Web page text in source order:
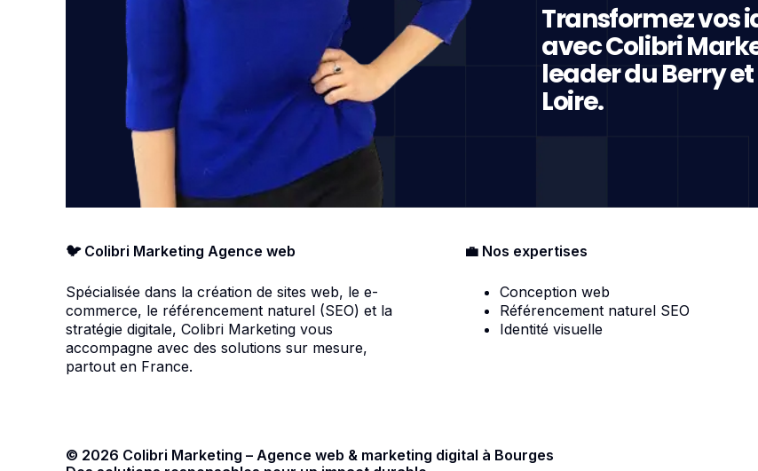
Transformez vos
avec Colibri
leader du Berry
Loire.
🐦 Colibri Marketing Agence web
Spécialisée dans la création de sites web, le e-
commerce, le référencement naturel (SEO) et la
stratégie digitale, Colibri Marketing vous
accompagne avec des solutions sur mesure,
partout en France.
💼 Nos expertises
Conception web
Référencement naturel SEO
Identité visuelle
© 2026 Colibri Marketing – Agence web & marketing digital à Bourges